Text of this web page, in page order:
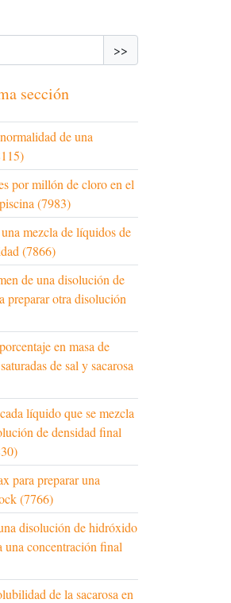
>>
sección
de una
por millón de cloro en el
(7983)
mezcla de líquidos de
(7866)
de una disolución de
preparar otra disolución
en masa de
de sal y sacarosa
líquido que se mezcla
de densidad final
para preparar una
(7766)
disolución de hidróxido
una concentración final
de la sacarosa en